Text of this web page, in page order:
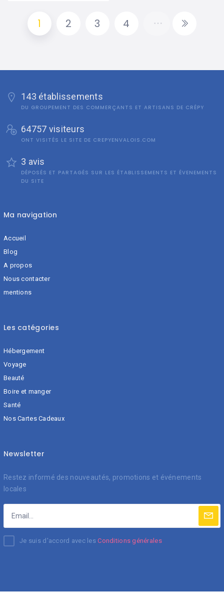
1 2 3 4
143 établissements
DU GROUPEMENT DES COMMERÇANTS ET ARTISANS DE CRÉPY
64757 visiteurs
ONT VISITÉS LE SITE DE CREPYENVALOIS.COM
3 avis
DÉPOSÉS ET PARTAGÉS SUR LES ÉTABLISSEMENTS ET ÉVENEMENTS
DU SITE
Ma navigation
Accueil
Blog
A propos
Nous contacter
mentions
Les catégories
Hébergement
Voyage
Beauté
Boire et manger
Santé
Nos Cartes Cadeaux
Newsletter
Restez informé des nouveautés, promotions et événements
locales
Je suis d'accord avec lesConditions générales